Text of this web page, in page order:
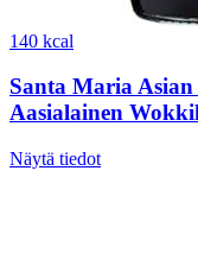
140 kcal
Santa Maria
Aasialainen
Näytä tiedot